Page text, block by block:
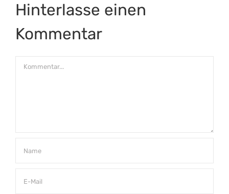
Hinterlasse einen
Kommentar
Kommentar